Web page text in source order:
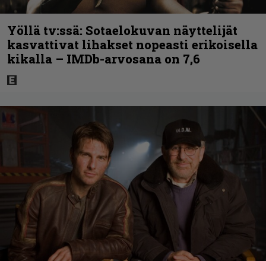
Yöllä tv:ssä: Sotaelokuvan näyttelijät
kasvattivat lihakset nopeasti erikoisella
kikalla – IMDb-arvosana on 7,6